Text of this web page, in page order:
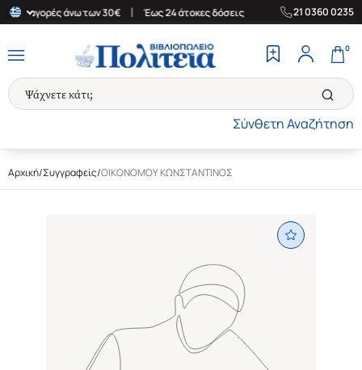
για αγορές άνω των 30€ Έως 24 άτοκες δόσεις Δωρεάν
21 0360 0235
Σύνθετη Αναζήτηση
0
Αρχική/Συγγραφείς/ΟΙΚΟΝΟΜΟΥ ΚΩΝΣΤΑΝΤΙΝΟΣ